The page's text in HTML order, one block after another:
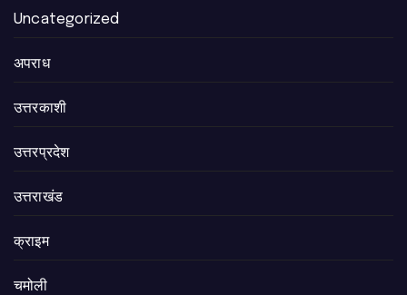
Uncategorized
अपराध
उत्तरकाशी
उत्तरप्रदेश
उत्तराखंड
क्राइम
चमोली